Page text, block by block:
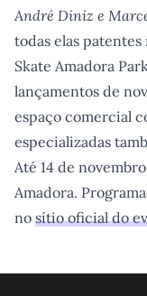
André Diniz e
todas elas
Skate Amadora
lançamentos de
espaço comercial
especializadas
Até 14 de
Amadora.
no sítio oficial do